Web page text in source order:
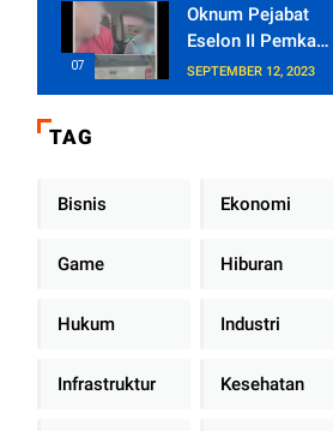
Oknum Pejabat
Eselon II Pemkab
Lampung Utara
Asik Ngobrol
Dinas
SEPTEMBER 12, 2023
TAG
Bisnis Ekonomi
Game Hiburan
Hukum Industri
Infrastruktur Kesehatan